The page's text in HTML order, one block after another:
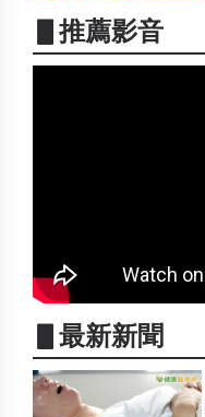
▋推薦影音
▋最新新聞